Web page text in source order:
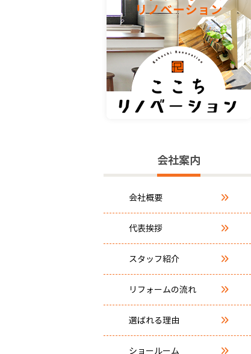
会社案内
会社概要
代表挨拶
スタッフ紹介
リフォームの流れ
選ばれる理由
ショールーム